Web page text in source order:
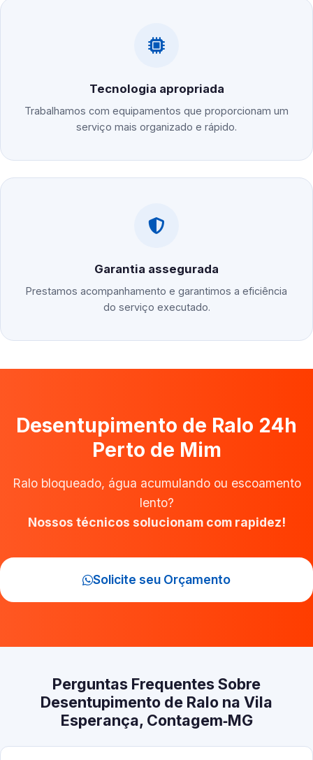
Tecnologia apropriada
Trabalhamos com equipamentos que proporcionam um
serviço mais organizado e rápido.
Garantia assegurada
Prestamos acompanhamento e garantimos a eficiência
do serviço executado.
Desentupimento de Ralo 24h
Perto de Mim
Ralo bloqueado, água acumulando ou escoamento
lento?
Nossos técnicos solucionam com rapidez!
Solicite seu Orçamento
Perguntas Frequentes Sobre
Desentupimento de Ralo na Vila
Esperança, Contagem‑MG